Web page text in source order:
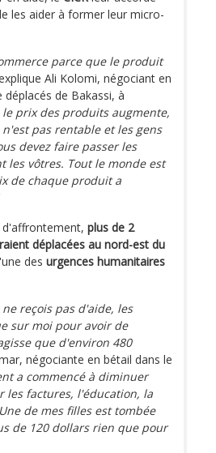
les aider à former leur micro-
parce que le produit
Ali Kolomi, négociant en
de Bakassi, à
prix des produits augmente,
pas rentable et les gens
devez faire passer les
les vôtres. Tout le monde est
de chaque produit a
d'affrontement, plus de 2
déplacées au nord-est du
des urgences humanitaires
reçois pas d'aide, les
sur moi pour avoir de
que d'environ 480
négociante en bétail dans le
a commencé à diminuer
les factures, l'éducation, la
de mes filles est tombée
de 120 dollars rien que pour